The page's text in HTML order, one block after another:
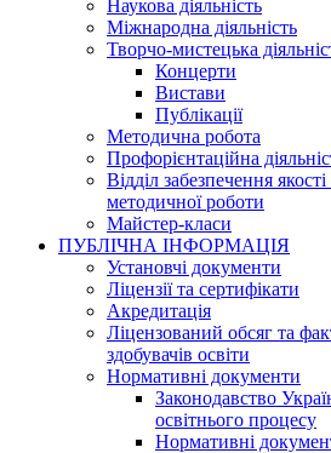
Наукова діяльність
Міжнародна діяльність
Творчо-мистецька
Концерти
Вистави
Публікації
Методична робота
Профорієнтаційна
Відділ забезпечення
методичної роботи
Майстер-класи
ПУБЛІЧНА ІНФОРМАЦІЯ
Установчі документи
Ліцензії та сертифікати
Акредитація
Ліцензований обсяг та
здобувачів освіти
Нормативні документи
Законодавство
освітнього процесу
Нормативні